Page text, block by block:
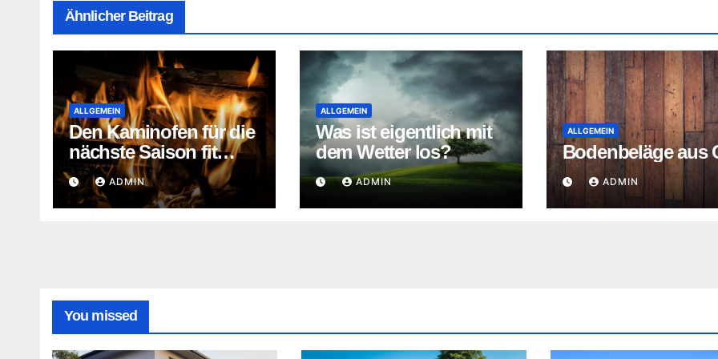
Ähnlicher Beitrag
ALLGEMEIN
Den Kaminofen für die
nächste Saison fit
machen
ADMIN
ALLGEMEIN
Was ist eigentlich mit
dem Wetter los?
ADMIN
ALLGEMEIN
Bodenbeläge aus
ADMIN
You missed